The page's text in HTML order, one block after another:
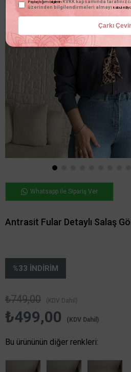
Whatsapp ile Sipariş Ver
Antrasit Fular Detaylı Salaş
%33 İNDIRIM
₺749,00 (KDV Dahil)
₺499,00 (KDV Dahil)
Bu ürününün diğer renkleri:
Paylaştığım bilgilerin KVKK kapsamında
üzerinden bilgilendirmeleri almayı kabul
Çarkı Çevir